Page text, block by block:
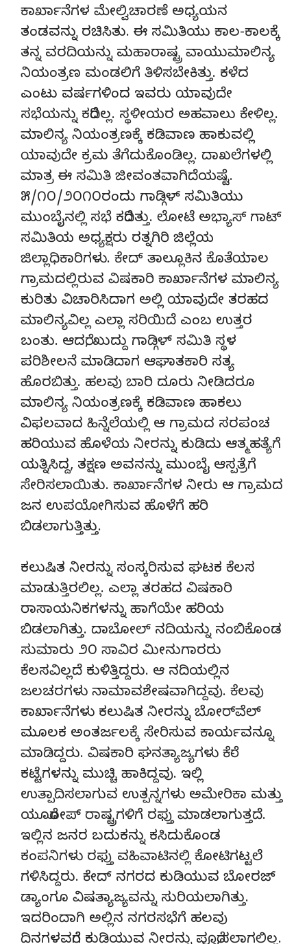
ಕಾರ್ಖಾನೆಗಳ ಮೇಲ್ವಿಚಾರಣೆ ಅಧ್ಯಯನ
ತಂಡವನ್ನು ರಚಿಸಿತು. ಈ ಸಮಿತಿಯು ಕಾಲ-ಕಾಲಕ್ಕೆ
ತನ್ನ ವರದಿಯನ್ನು ಮಹಾರಾಷ್ಟ್ರ ವಾಯುಮಾಲಿನ್ಯ
ನಿಯಂತ್ರಣ ಮಂಡಲಿಗೆ ತಿಳಿಸಬೇಕಿತ್ತು. ಕಳೆದ
ಎಂಟು ವರ್ಷಗಳಿಂದ ಇವರು ಯಾವುದೇ
ಸಭೆಯನ್ನು ಕರೆದಿಲ್ಲ. ಸ್ಥಳೀಯರ ಅಹವಾಲು ಕೇಳಿಲ್ಲ.
ಮಾಲಿನ್ಯ ನಿಯಂತ್ರಣಕ್ಕೆ ಕಡಿವಾಣ ಹಾಕುವಲ್ಲಿ
ಯಾವುದೇ ಕ್ರಮ ತೆಗೆದುಕೊಂಡಿಲ್ಲ. ದಾಖಲೆಗಳಲ್ಲಿ
ಮಾತ್ರ ಈ ಸಮಿತಿ ಜೀವಂತವಾಗಿದೆಯಷ್ಟೆ.
೫/೧೦/೨೦೧೦ರಂದು ಗಾಡ್ಗಿಳ್ ಸಮಿತಿಯು
ಮುಂಬೈನಲ್ಲಿ ಸಭೆ ಕರೆದಿತ್ತು. ಲೋಟೆ ಅಭ್ಯಾಸ್ ಗಾಟ್
ಸಮಿತಿಯ ಅಧ್ಯಕ್ಷರು ರತ್ನಗಿರಿ ಜಿಲ್ಲೆಯ
ಜಿಲ್ಲಾಧಿಕಾರಿಗಳು. ಕೇದ್ ತಾಲ್ಲೂಕಿನ ಕೊತೆಯಾಲ
ಗ್ರಾಮದಲ್ಲಿರುವ ವಿಷಕಾರಿ ಕಾರ್ಖಾನೆಗಳ ಮಾಲಿನ್ಯ
ಕುರಿತು ವಿಚಾರಿಸಿದಾಗ ಅಲ್ಲಿ ಯಾವುದೇ ತರಹದ
ಮಾಲಿನ್ಯವಿಲ್ಲ ಎಲ್ಲಾ ಸರಿಯಿದೆ ಎಂಬ ಉತ್ತರ
ಬಂತು. ಆದರೆ, ಖುದ್ದು ಗಾಡ್ಗಿಳ್ ಸಮಿತಿ ಸ್ಥಳ
ಪರಿಶೀಲನೆ ಮಾಡಿದಾಗ ಆಘಾತಕಾರಿ ಸತ್ಯ
ಹೊರಬಿತ್ತು. ಹಲವು ಬಾರಿ ದೂರು ನೀಡಿದರೂ
ಮಾಲಿನ್ಯ ನಿಯಂತ್ರಣಕ್ಕೆ ಕಡಿವಾಣ ಹಾಕಲು
ವಿಫಲವಾದ ಹಿನ್ನೆಲೆಯಲ್ಲಿ ಆ ಗ್ರಾಮದ ಸರಪಂಚ
ಹರಿಯುವ ಹೊಳೆಯ ನೀರನ್ನು ಕುಡಿದು ಆತ್ಮಹತ್ಯೆಗೆ
ಯತ್ನಿಸಿದ್ದ, ತಕ್ಷಣ ಅವನನ್ನು ಮುಂಬೈ ಆಸ್ಪತ್ರೆಗೆ
ಸೇರಿಸಲಾಯಿತು. ಕಾರ್ಖಾನೆಗಳ ನೀರು ಆ ಗ್ರಾಮದ
ಜನ ಉಪಯೋಗಿಸುವ ಹೊಳೆಗೆ ಹರಿ
ಬಿಡಲಾಗುತ್ತಿತ್ತು.
ಕಲುಷಿತ ನೀರನ್ನು ಸಂಸ್ಕರಿಸುವ ಘಟಕ ಕೆಲಸ
ಮಾಡುತ್ತಿರಲಿಲ್ಲ. ಎಲ್ಲಾ ತರಹದ ವಿಷಕಾರಿ
ರಾಸಾಯನಿಕಗಳನ್ನು ಹಾಗೆಯೇ ಹರಿಯ
ಬಿಡಲಾಗಿತ್ತು. ದಾಬೋಲ್ ನದಿಯನ್ನು ನಂಬಿಕೊಂಡ
ಸುಮಾರು ೨೦ ಸಾವಿರ ಮೀನುಗಾರರು
ಕೆಲಸವಿಲ್ಲದೆ ಕುಳಿತ್ತಿದ್ದರು. ಆ ನದಿಯಲ್ಲಿನ
ಜಲಚರಗಳು ನಾಮಾವಶೇಷವಾಗಿದ್ದವು. ಕೆಲವು
ಕಾರ್ಖಾನೆಗಳು ಕಲುಷಿತ ನೀರನ್ನು ಬೋರ್‌ವೆಲ್
ಮೂಲಕ ಅಂತರ್ಜಲಕ್ಕೆ ಸೇರಿಸುವ ಕಾರ್ಯವನ್ನೂ
ಮಾಡಿದ್ದರು. ವಿಷಕಾರಿ ಘನತ್ಯಾಜ್ಯಗಳು ಕೆರೆ-
ಕಟ್ಟೆಗಳನ್ನು ಮುಚ್ಚಿ ಹಾಕಿದ್ದವು. ಇಲ್ಲಿ
ಉತ್ಪಾದಿಸಲಾಗುವ ಉತ್ಪನ್ನಗಳು ಅಮೇರಿಕಾ ಮತ್ತು
ಯೂರೋಪ್ ರಾಷ್ಟ್ರಗಳಿಗೆ ರಫ್ತು ಮಾಡಲಾಗುತ್ತದೆ.
ಇಲ್ಲಿನ ಜನರ ಬದುಕನ್ನು ಕಸಿದುಕೊಂಡ
ಕಂಪನಿಗಳು ರಫ್ತು ವಹಿವಾಟಿನಲ್ಲಿ ಕೋಟಿಗಟ್ಟಲೆ
ಗಳಿಸಿದ್ದರು. ಕೇದ್ ನಗರದ ಕುಡಿಯುವ ಬೋರಜ್
ಡ್ಯಾಂಗೂ ವಿಷತ್ಯಾಜ್ಯವನ್ನು ಸುರಿಯಲಾಗಿತ್ತು.
ಇದರಿಂದಾಗಿ ಅಲ್ಲಿನ ನಗರಸಭೆಗೆ ಹಲವು